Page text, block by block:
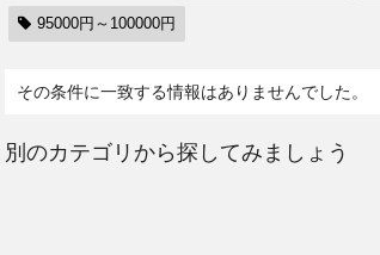
95000円～100000円
その条件に一致する情報はありませんでした。
別のカテゴリから探してみましょう